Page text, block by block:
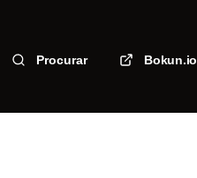
Procurar Bokun.io